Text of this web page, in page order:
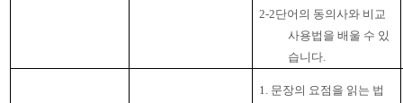
2-2단어의 동의사와 비교
사용법을 배울 수 있
습니다.
1. 문장의 요점을 읽는 법